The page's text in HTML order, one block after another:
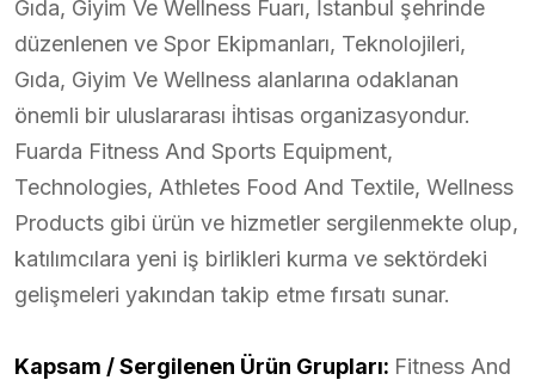
Gıda, Giyim Ve Wellness Fuarı, İstanbul şehrinde
düzenlenen ve Spor Ekipmanları, Teknolojileri,
Gıda, Giyim Ve Wellness alanlarına odaklanan
önemli bir uluslararası i̇htisas organizasyondur.
Fuarda Fitness And Sports Equipment,
Technologies, Athletes Food And Textile, Wellness
Products gibi ürün ve hizmetler sergilenmekte olup,
katılımcılara yeni iş birlikleri kurma ve sektördeki
gelişmeleri yakından takip etme fırsatı sunar.
Kapsam / Sergilenen Ürün Grupları: Fitness And